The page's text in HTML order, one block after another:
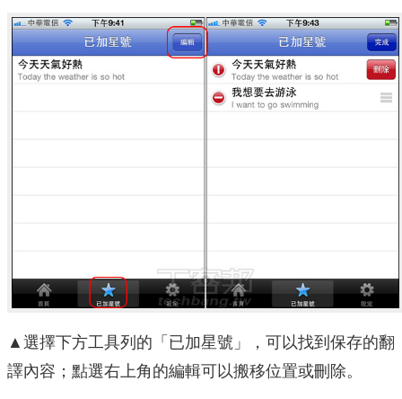
▲選擇下方工具列的「已加星號」，可以找到保存的翻
譯內容；點選右上角的編輯可以搬移位置或刪除。